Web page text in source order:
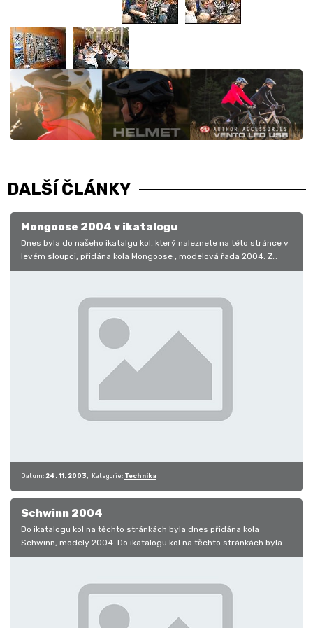
DALŠÍ ČLÁNKY
Mongoose 2004 v ikatalogu
Dnes byla do našeho ikatalgu kol, který naleznete na této stránce v
levém sloupci, přidána kola Mongoose , modelová řada 2004. Z
katalogu…
Datum: 24. 11. 2003 Kategorie: Technika
Schwinn 2004
Do ikatalogu kol na těchto stránkách byla dnes přidána kola
Schwinn, modely 2004. Do ikatalogu kol na těchto stránkách byla
dnes přidána…